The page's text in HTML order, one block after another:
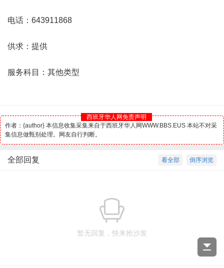
电话：643911868
供求：提供
服务科目：其他类型
西班牙华人网免责声明
作者：{author} 本信息收集采集来自于西班牙华人网WWW.BBS.EUS 本站不对采
集信息做甄别处理。网友自行判断。
倒序浏览
看全部
全部回复
暂无回复，快来抢沙发